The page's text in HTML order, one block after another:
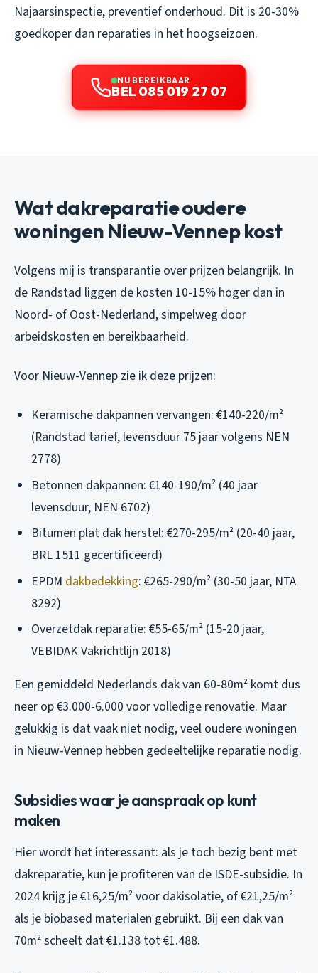
Najaarsinspectie, preventief onderhoud. Dit is 20-30%
goedkoper dan reparaties in het hoogseizoen.
NU BEREIKBAAR
BEL 085 019 27 07
Wat dakreparatie oudere
woningen Nieuw-Vennep kost
Volgens mij is transparantie over prijzen belangrijk. In
de Randstad liggen de kosten 10-15% hoger dan in
Noord- of Oost-Nederland, simpelweg door
arbeidskosten en bereikbaarheid.
Voor Nieuw-Vennep zie ik deze prijzen:
Keramische dakpannen vervangen: €140-220/m²
(Randstad tarief, levensduur 75 jaar volgens NEN
2778)
Betonnen dakpannen: €140-190/m² (40 jaar
levensduur, NEN 6702)
Bitumen plat dak herstel: €270-295/m² (20-40 jaar,
BRL 1511 gecertificeerd)
EPDM dakbedekking: €265-290/m² (30-50 jaar, NTA
8292)
Overzetdak reparatie: €55-65/m² (15-20 jaar,
VEBIDAK Vakrichtlijn 2018)
Een gemiddeld Nederlands dak van 60-80m² komt dus
neer op €3.000-6.000 voor volledige renovatie. Maar
gelukkig is dat vaak niet nodig, veel oudere woningen
in Nieuw-Vennep hebben gedeeltelijke reparatie nodig.
Subsidies waar je aanspraak op kunt
maken
Hier wordt het interessant: als je toch bezig bent met
dakreparatie, kun je profiteren van de ISDE-subsidie. In
2024 krijg je €16,25/m² voor dakisolatie, of €21,25/m²
als je biobased materialen gebruikt. Bij een dak van
70m² scheelt dat €1.138 tot €1.488.